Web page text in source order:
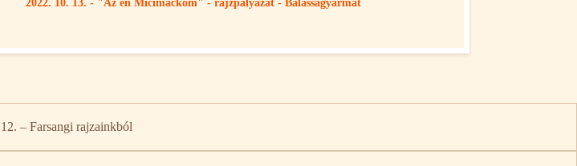
2022. 10. 13. - "Az én Micimackóm" - rajzpályázat - Balassagyarmat
– Farsangi rajzainkból